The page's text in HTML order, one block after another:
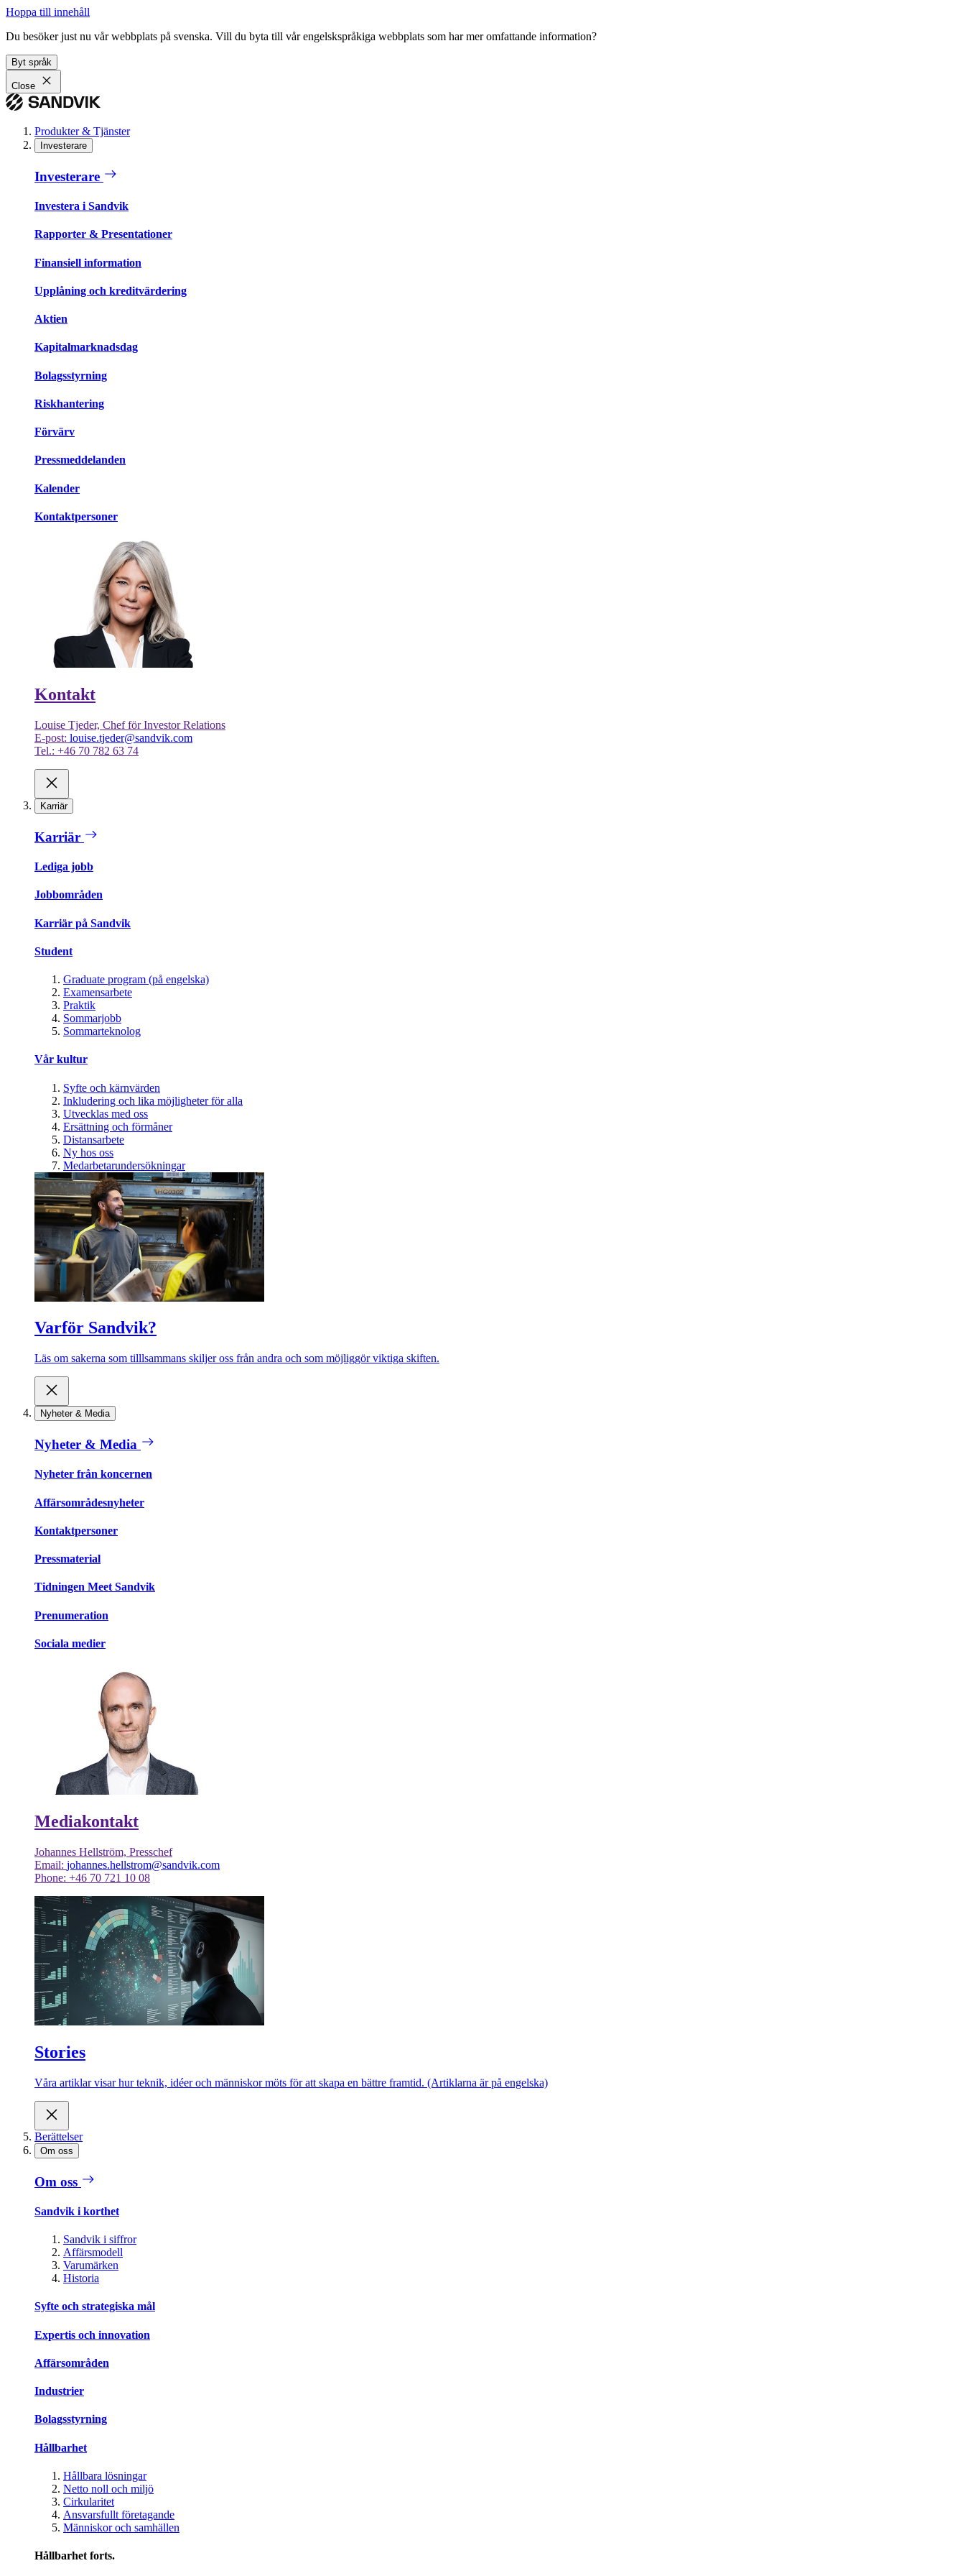
Hoppa till innehåll
Du besöker just nu vår webbplats på svenska. Vill du byta till vår engelskspråkiga webbplats som har mer omfattande information?
Byt språk
Close
Produkter & Tjänster
Investerare
Investerare
Investera i Sandvik
Rapporter & Presentationer
Finansiell information
Upplåning och kreditvärdering
Aktien
Kapitalmarknadsdag
Bolagsstyrning
Riskhantering
Förvärv
Pressmeddelanden
Kalender
Kontaktpersoner
Kontakt
Louise Tjeder, Chef för Investor Relations
E-post: louise.tjeder@sandvik.com
Tel.: +46 70 782 63 74
Karriär
Karriär
Lediga jobb
Jobbområden
Karriär på Sandvik
Student
Graduate program (på engelska)
Examensarbete
Praktik
Sommarjobb
Sommarteknolog
Vår kultur
Syfte och kärnvärden
Inkludering och lika möjligheter för alla
Utvecklas med oss
Ersättning och förmåner
Distansarbete
Ny hos oss
Medarbetarundersökningar
Varför Sandvik?
Läs om sakerna som tilllsammans skiljer oss från andra och som möjliggör viktiga skiften.
Nyheter & Media
Nyheter & Media
Nyheter från koncernen
Affärsområdesnyheter
Kontaktpersoner
Pressmaterial
Tidningen Meet Sandvik
Prenumeration
Sociala medier
Mediakontakt
Johannes Hellström, Presschef
Email: johannes.hellstrom@sandvik.com
Phone: +46 70 721 10 08
Stories
Våra artiklar visar hur teknik, idéer och människor möts för att skapa en bättre framtid. (Artiklarna är på engelska)
Berättelser
Om oss
Om oss
Sandvik i korthet
Sandvik i siffror
Affärsmodell
Varumärken
Historia
Syfte och strategiska mål
Expertis och innovation
Affärsområden
Industrier
Bolagsstyrning
Hållbarhet
Hållbara lösningar
Netto noll och miljö
Cirkularitet
Ansvarsfullt företagande
Människor och samhällen
Hållbarhet forts.